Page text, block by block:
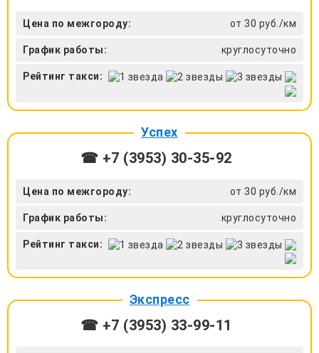
Цена по межгороду: от 30 руб./км
График работы: круглосуточно
Рейтинг такси:
Успех
☎ +7 (3953) 30-35-92
Цена по межгороду: от 30 руб./км
График работы: круглосуточно
Рейтинг такси:
Экспресс
☎ +7 (3953) 33-99-11